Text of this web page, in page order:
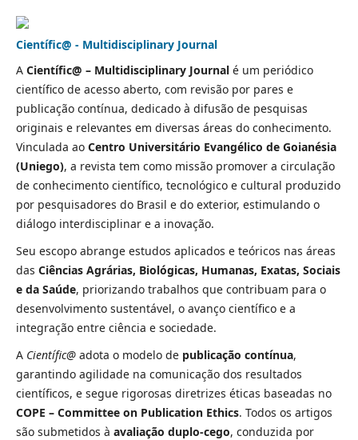
Científic@ - Multidisciplinary Journal
A Científic@ – Multidisciplinary Journal é um periódico
científico de acesso aberto, com revisão por pares e
publicação contínua, dedicado à difusão de pesquisas
originais e relevantes em diversas áreas do conhecimento.
Vinculada ao Centro Universitário Evangélico de Goianésia
(Uniego), a revista tem como missão promover a circulação
de conhecimento científico, tecnológico e cultural produzido
por pesquisadores do Brasil e do exterior, estimulando o
diálogo interdisciplinar e a inovação.
Seu escopo abrange estudos aplicados e teóricos nas áreas
das Ciências Agrárias, Biológicas, Humanas, Exatas, Sociais
e da Saúde, priorizando trabalhos que contribuam para o
desenvolvimento sustentável, o avanço científico e a
integração entre ciência e sociedade.
A Científic@adota o modelo de publicação contínua,
garantindo agilidade na comunicação dos resultados
científicos, e segue rigorosas diretrizes éticas baseadas no
COPE – Committee on Publication Ethics. Todos os artigos
são submetidos à avaliação duplo-cego, conduzida por